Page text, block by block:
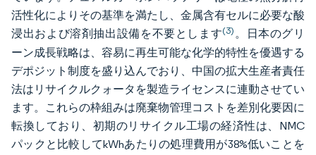
活性化によりその基準を満たし、金属含有セルに必要な酸
浸出および溶剤抽出設備を不要とします(3)。日本のグリ
ーン成長戦略は、容易に再生可能な化学的特性を優遇する
デポジット制度を盛り込んでおり、中国の拡大生産者責任
法はリサイクルクォータを製造ライセンスに連動させてい
ます。これらの枠組みは廃棄物管理コストを差別化要因に
転換しており、初期のリサイクル工場の経済性は、NMC
パックと比較してkWhあたりの処理費用が38%低いことを